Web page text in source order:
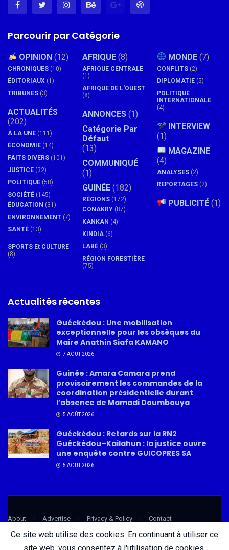
Parcourir par Catégorie
OPINION (12)
CHRONIQUES (10)
ÉDITORIAUX (1)
TRIBUNES (3)
ACTUALITÉS
(202)
À LA UNE (111)
ÉCONOMIE (14)
FAITS DIVERS (101)
JUSTICE (32)
POLITIQUE (58)
SOCIÉTÉ (145)
ÉDUCATION (31)
ENVIRONNEMENT (7)
SANTÉ (13)
SPORTS Et CULTURE
(8)
AFRIQUE (8)
AFRIQUE CENTRALE
(1)
AFRIQUE DE L'OUEST
(8)
ANNONCES (1)
Catégorie Par
Défaut
(13)
COMMUNIQUÉ
(1)
GUINÉE (182)
RÉGIONS (172)
CONAKRY (87)
KANKAN (4)
KINDIA (6)
LABÉ (3)
RÉGION FORESTIÈRE
(75)
MONDE (7)
CONFLITS (2)
DIPLOMATIE (5)
POLITIQUE
INTERNATIONALE
(4)
INTERVIEW
(1)
MAGAZINE
(4)
ANALYSES (2)
REPORTAGES (2)
PUBLICITÉ (1)
Actualités récentes
Guéckédou : Une mobilisation
exceptionnelle pour les obsèques du
Maire Anathin Siafa KAMANO
7 AOÛT 2026
Guinée : Amara Camara prend
provisoirement les commandes de la
coordination présidentielle durant
l’absence de Mamadi Doumbouya
5 AOÛT 2026
Guéckédou : Retards sur la RN2
Guéckédou–Kailahun : la justice ouvre
une enquête contre GUICOPRES SA
5 AOÛT 2026
About Advertise Privacy & Policy Contact
Ce site web utilise des cookies. En continuant à utiliser ce